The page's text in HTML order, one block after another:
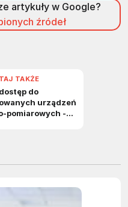
artykuły w Google?
źródeł